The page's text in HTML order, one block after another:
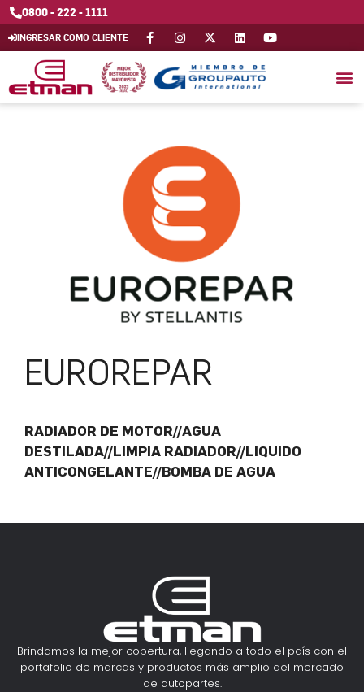
0800 - 222 - 1111
INGRESAR COMO CLIENTE
EUROREPAR
RADIADOR DE MOTOR//AGUA
DESTILADA//LIMPIA RADIADOR//LIQUIDO
ANTICONGELANTE//BOMBA DE AGUA
Brindamos la mejor cobertura, llegando a todo el país con el
portafolio de marcas y productos más amplio del mercado
de autopartes.